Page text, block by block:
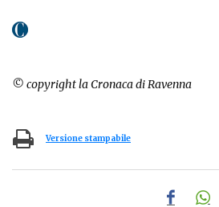
© copyright la Cronaca di Ravenna
Versione stampabile